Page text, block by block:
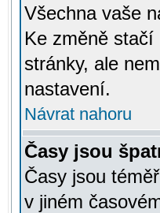
Všechna vaše
Ke změně stačí
stránky, ale
nastavení.
Návrat nahoru
Časy jsou
Časy jsou
v jiném